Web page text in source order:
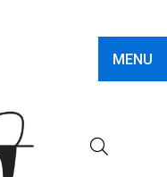
MENU